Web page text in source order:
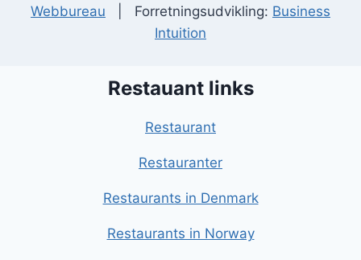
Webbureau | Forretningsudvikling: Business
Intuition
Restauant links
Restaurant
Restauranter
Restaurants in Denmark
Restaurants in Norway